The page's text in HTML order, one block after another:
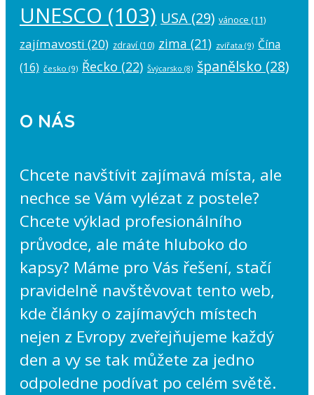
UNESCO (103) USA (29) vánoce (11)
zajímavosti (20) zdraví (10) zima (21) zvířata (9) Čína
(16) česko (9) Řecko (22) Švýcarsko (8) španělsko (28)
O NÁS
Chcete navštívit zajímavá místa, ale
nechce se Vám vylézat z postele?
Chcete výklad profesionálního
průvodce, ale máte hluboko do
kapsy? Máme pro Vás řešení, stačí
pravidelně navštěvovat tento web,
kde články o zajímavých místech
nejen z Evropy zveřejňujeme každý
den a vy se tak můžete za jedno
odpoledne podívat po celém světě.